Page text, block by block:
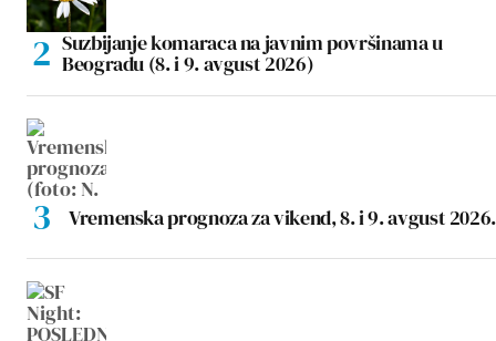
Suzbijanje komaraca na javnim površinama u
Beogradu (8. i 9. avgust 2026)
Vremenska prognoza za vikend, 8. i 9. avgust 2026.